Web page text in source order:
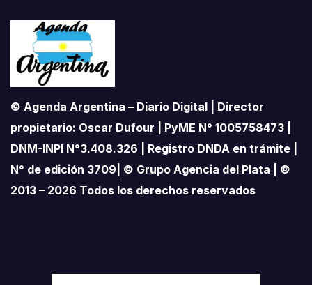
© Agenda Argentina – Diario Digital | Director
propietario: Oscar Dufour | PyME N° 1005758473 |
DNM-INPI N°3.408.326 | Registro DNDA en trámite |
N° de edición 3709| © Grupo Agencia del Plata | ©
2013 – 2026 Todos los derechos reservados